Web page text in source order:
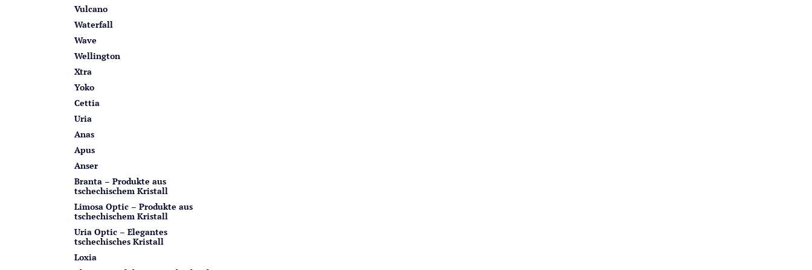
Vulcano
Waterfall
Wave
Wellington
Xtra
Yoko
Cettia
Uria
Anas
Apus
Anser
Branta – Produkte aus
tschechischem Kristall
Limosa Optic – Produkte aus
tschechischem Kristall
Uria Optic – Elegantes
tschechisches Kristall
Loxia